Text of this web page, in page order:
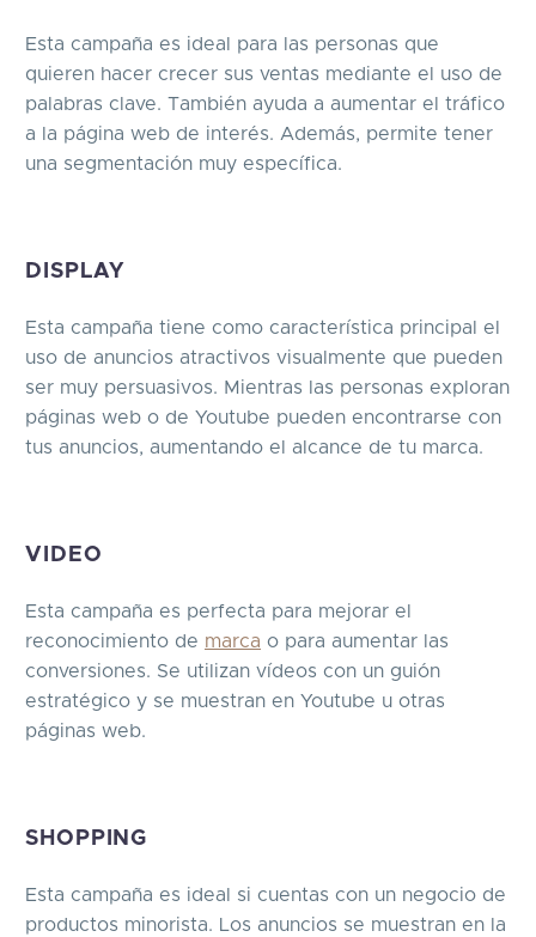
Esta campaña es ideal para las personas que
quieren hacer crecer sus ventas mediante el uso de
palabras clave. También ayuda a aumentar el tráfico
a la página web de interés. Además, permite tener
una segmentación muy específica.
DISPLAY
Esta campaña tiene como característica principal el
uso de anuncios atractivos visualmente que pueden
ser muy persuasivos. Mientras las personas exploran
páginas web o de Youtube pueden encontrarse con
tus anuncios, aumentando el alcance de tu marca.
VIDEO
Esta campaña es perfecta para mejorar el
reconocimiento de marca o para aumentar las
conversiones. Se utilizan vídeos con un guión
estratégico y se muestran en Youtube u otras
páginas web.
SHOPPING
Esta campaña es ideal si cuentas con un negocio de
productos minorista. Los anuncios se muestran en la